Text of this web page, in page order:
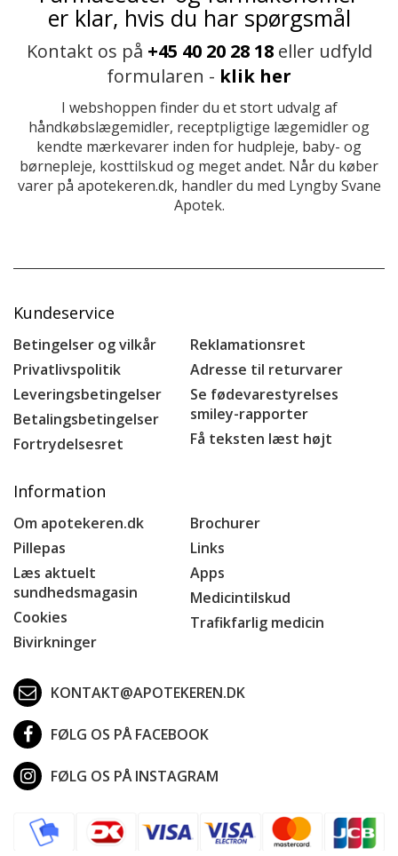
er klar, hvis du har spørgsmål
Kontakt os på +45 40 20 28 18eller udfyld
formularen - klik her
I webshoppen finder du et stort udvalg af
håndkøbslægemidler, receptpligtige lægemidler og
kendte mærkevarer inden for hudpleje, baby- og
børnepleje, kosttilskud og meget andet. Når du køber
varer på apotekeren.dk, handler du med Lyngby Svane
Apotek.
Kundeservice
Betingelser og vilkår
Privatlivspolitik
Leveringsbetingelser
Betalingsbetingelser
Fortrydelsesret
Reklamationsret
Adresse til returvarer
Se fødevarestyrelses
smiley-rapporter
Få teksten læst højt
Information
Om apotekeren.dk
Pillepas
Læs aktuelt
sundhedsmagasin
Cookies
Bivirkninger
Brochurer
Links
Apps
Medicintilskud
Trafikfarlig medicin
KONTAKT@APOTEKEREN.DK
FØLG OS PÅ FACEBOOK
FØLG OS PÅ INSTAGRAM